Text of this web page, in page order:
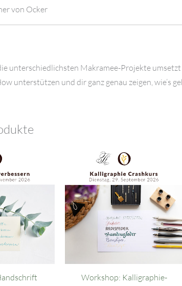
von Ocker
unterschiedlichsten Makramee-Projekte
unterstützen und dir ganz genau zeigen, wie’s
Workshop: Kalligraphie-